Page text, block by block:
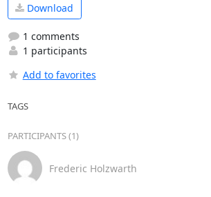
Download
1 comments
1 participants
Add to favorites
TAGS
PARTICIPANTS (1)
Frederic Holzwarth